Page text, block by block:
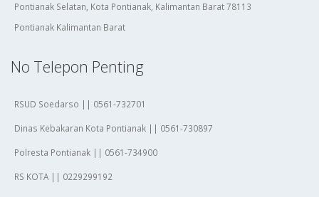
Pontianak Selatan, Kota Pontianak, Kalimantan Barat 78113
Pontianak Kalimantan Barat
No Telepon Penting
RSUD Soedarso || 0561-732701
Dinas Kebakaran Kota Pontianak || 0561-730897
Polresta Pontianak || 0561-734900
RS KOTA || 0229299192